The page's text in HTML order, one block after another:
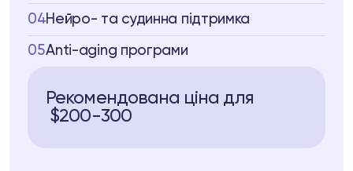
04Нейро- та судинна підтримка
05Аnti-aging програми
Рекомендована ціна для
$200-300